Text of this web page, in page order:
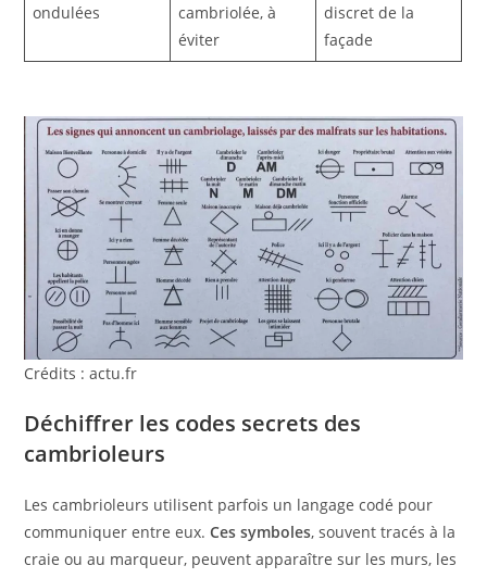
ondulées
cambriolée, à
éviter
discret de la
façade
Crédits : actu.fr
Déchiffrer les codes secrets des
cambrioleurs
Les cambrioleurs utilisent parfois un langage codé pour
communiquer entre eux.Ces symboles, souvent tracés à la
craie ou au marqueur, peuvent apparaître sur les murs, les